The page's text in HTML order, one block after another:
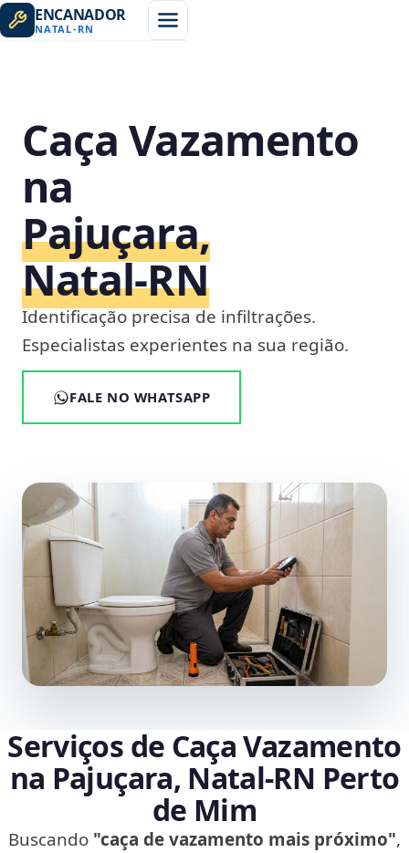
ENCANADOR
NATAL-RN
Caça Vazamento
na
Pajuçara,
Natal‑RN
Identificação precisa de infiltrações.
Especialistas experientes na sua região.
FALE NO WHATSAPP
Serviços de Caça Vazamento
na Pajuçara, Natal‑RN Perto
de Mim
Buscando "caça de vazamento mais próximo",